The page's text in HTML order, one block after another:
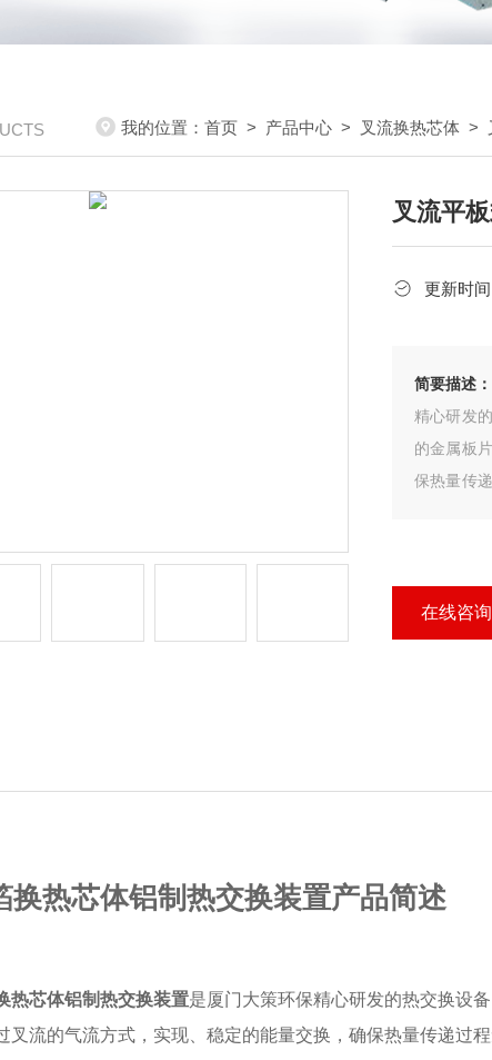
我的位置： 首页 > 产品中心 > 叉流换热芯体 >
叉流平
更新时间
简要描述：
精心研发
的金属板
保热量传
在线咨询
换热芯体铝制热交换装置产品简述
热芯体铝制热交换装置是厦门大策环保精心研发的热交换设
叉流的气流方式，实现、稳定的能量交换，确保热量传递过